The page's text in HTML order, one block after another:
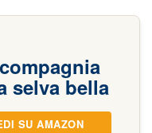
selva bella
SU AMAZON